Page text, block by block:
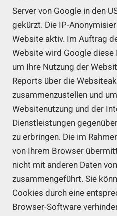
Server von Google in den
gekürzt. Die IP-
Website aktiv. Im Auftrag
Website wird Google
um Ihre Nutzung der
Reports über die
zusammenzustellen und
Websitenutzung und der
Dienstleistungen
zu erbringen. Die im
von Ihrem Browser
nicht mit anderen Daten
zusammengeführt. Sie
Cookies durch eine
Browser-Software